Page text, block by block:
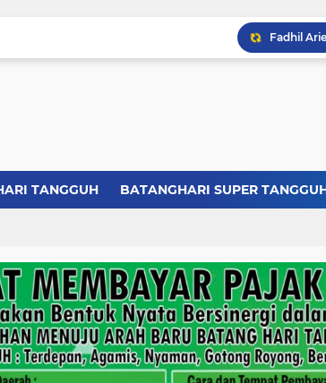
TANGGUH BATANGHARI SUPER